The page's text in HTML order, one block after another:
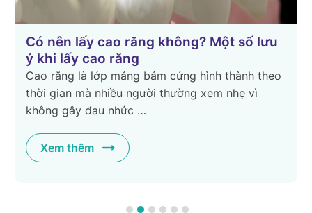
Có nên lấy cao răng không? Một số lưu
ý khi lấy cao răng
Cao răng là lớp mảng bám cứng hình thành theo
thời gian mà nhiều người thường xem nhẹ vì
không gây đau nhức …
Xem thêm